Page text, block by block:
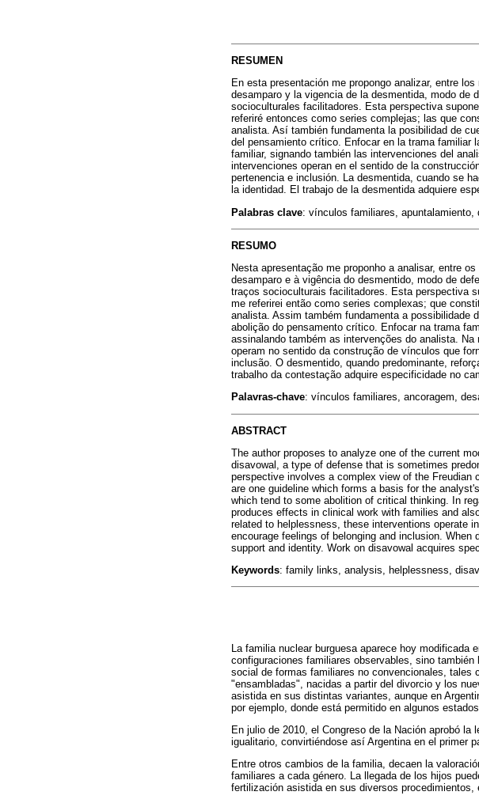
RESUMEN
En esta presentación me propongo analizar, entre
desamparo y la vigencia de la desmentida, modo de
socioculturales facilitadores. Esta perspectiva
referiré entonces como series complejas; las que
analista. Así también fundamenta la posibilidad de
del pensamiento crítico. Enfocar en la trama
familiar, signando también las intervenciones del
intervenciones operan en el sentido de la
pertenencia e inclusión. La desmentida, cuando se
la identidad. El trabajo de la desmentida adquiere
Palabras clave: vínculos familiares, apuntalamiento,
RESUMO
Nesta apresentação me proponho a analisar, entre
desamparo e à vigência do desmentido, modo de
traços socioculturais facilitadores. Esta perspectiva
me referirei então como series complexas; que
analista. Assim também fundamenta a possibilidade
abolição do pensamento crítico. Enfocar na trama
assinalando também as intervenções do analista.
operam no sentido da construção de vínculos que
inclusão. O desmentido, quando predominante,
trabalho da contestação adquire especificidade no
Palavras-chave: vínculos familiares, ancoragem,
ABSTRACT
The author proposes to analyze one of the current
disavowal, a type of defense that is sometimes
perspective involves a complex view of the
are one guideline which forms a basis for the
which tend to some abolition of critical thinking. In
produces effects in clinical work with families and
related to helplessness, these interventions operate
encourage feelings of belonging and inclusion.
support and identity. Work on disavowal acquires
Keywords: family links, analysis, helplessness,
La familia nuclear burguesa aparece hoy
configuraciones familiares observables, sino
social de formas familiares no convencionales, tales
"ensambladas", nacidas a partir del divorcio y los
asistida en sus distintas variantes, aunque en
por ejemplo, donde está permitido en algunos estados.
En julio de 2010, el Congreso de la Nación aprobó
igualitario, convirtiéndose así Argentina en el primer
Entre otros cambios de la familia, decaen la
familiares a cada género. La llegada de los hijos
fertilización asistida en sus diversos procedimientos,